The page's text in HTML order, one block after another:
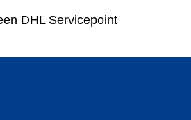
DHL Servicepoint